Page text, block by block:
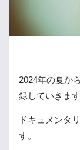
2024年の夏か
録していきます
ドキュメンタ
す。